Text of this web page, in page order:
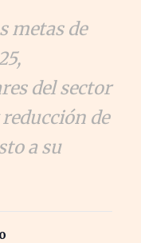
metas de
del sector
de
a su